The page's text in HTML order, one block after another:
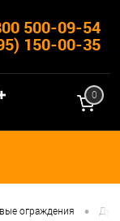
500-09-54
150-00-35
0
ограждения •